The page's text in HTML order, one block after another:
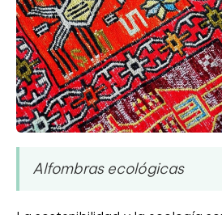
Alfombras ecológicas